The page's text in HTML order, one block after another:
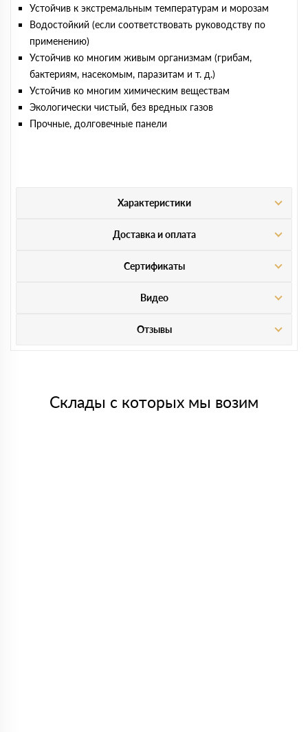
Устойчив к экстремальным температурам и морозам
Водостойкий (если соответствовать руководству по
применению)
Устойчив ко многим живым организмам (грибам,
бактериям, насекомым, паразитам и т. д.)
Устойчив ко многим химическим веществам
Экологически чистый, без вредных газов
Прочные, долговечные панели
Характеристики
Доставка и оплата
Сертификаты
Видео
Отзывы
Склады с которых мы возим